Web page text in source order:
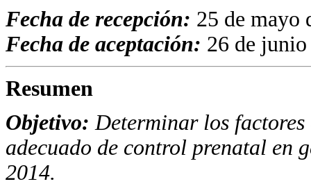
Fecha de recepción: 25 de mayo
Fecha de aceptación: 26 de
Resumen
Objetivo: Determinar los
adecuado de control prenatal en
2014.